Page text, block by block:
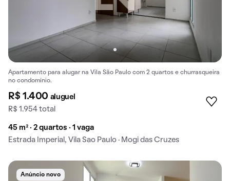
Apartamento para alugar na Vila São Paulo com 2 quartos e churrasqueira
no condomínio.
R$ 1.400 aluguel
R$ 1.954 total
45 m² · 2 quartos · 1 vaga
Estrada Imperial, Vila Sao Paulo · Mogi das Cruzes
Anúncio novo